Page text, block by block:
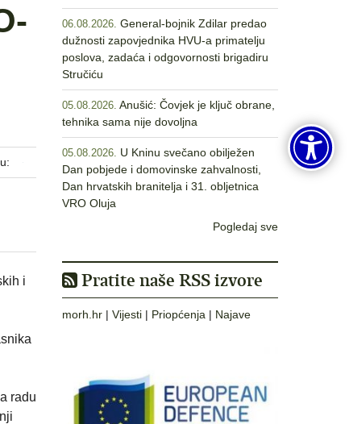
i
radu
06.08.2026. General-bojnik Zdilar predao
dužnosti zapovjednika HVU-a primatelju
poslova, zadaća i odgovornosti brigadiru
Stručiću
05.08.2026. Anušić: Čovjek je ključ obrane,
tehnika sama nije dovoljna
05.08.2026. U Kninu svečano obilježen
Dan pobjede i domovinske zahvalnosti,
Dan hrvatskih branitelja i 31. obljetnica
VRO Oluja
Pogledaj sve
Pratite naše RSS izvore
morh.hr | Vijesti | Priopćenja | Najave